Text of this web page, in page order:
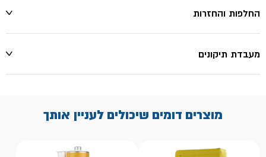
החלפות והחזרות
מעבדת תיקונים
מוצרים דומים שיכולים לעניין אותך